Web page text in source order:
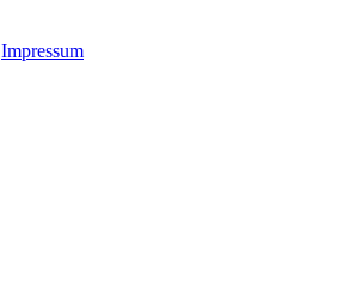
Impressum